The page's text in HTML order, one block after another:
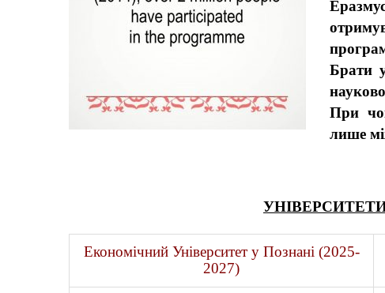
Брати
При
лише
Економічний Університет у Познані (2025-
2027)